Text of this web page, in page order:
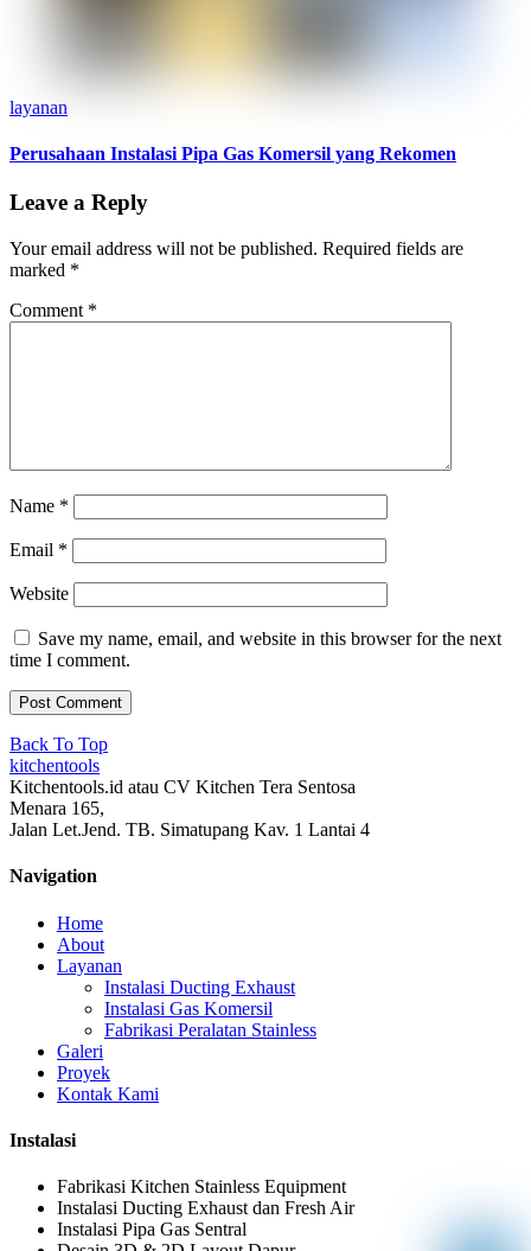
layanan
Perusahaan Instalasi Pipa Gas Komersil yang Rekomen
Leave a Reply
Your email address will not be published. Required fields are
marked *
Comment *
Name *
Email *
Website
Save my name, email, and website in this browser for the next
time I comment.
Back To Top
kitchentools
Kitchentools.id atau CV Kitchen Tera Sentosa
Menara 165,
Jalan Let.Jend. TB. Simatupang Kav. 1 Lantai 4
Navigation
Home
About
Layanan
Instalasi Ducting Exhaust
Instalasi Gas Komersil
Fabrikasi Peralatan Stainless
Galeri
Proyek
Kontak Kami
Instalasi
Fabrikasi Kitchen Stainless Equipment
Instalasi Ducting Exhaust dan Fresh Air
Instalasi Pipa Gas Sentral